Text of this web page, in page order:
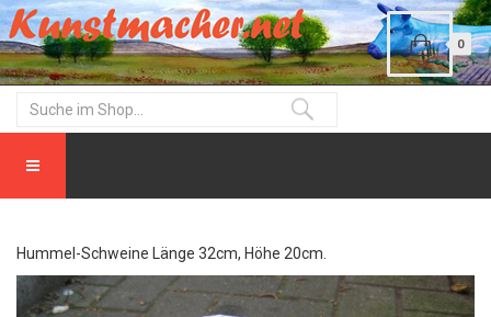
0
Hummel-Schweine Länge 32cm, Höhe 20cm.